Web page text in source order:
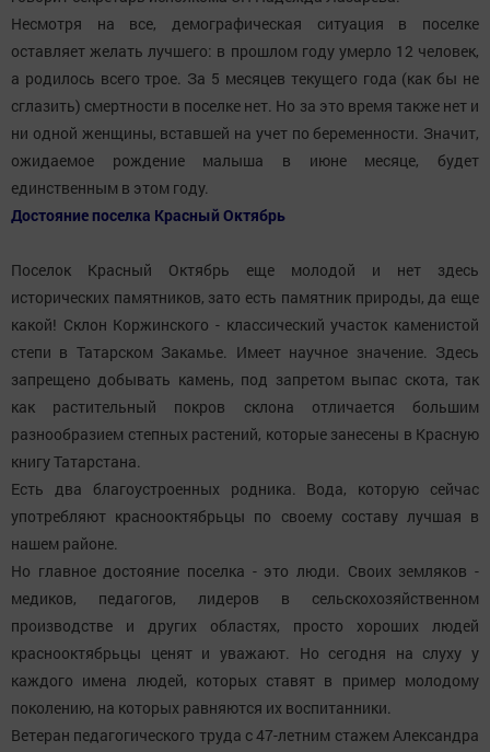
Несмотря на все, демографическая ситуация в поселке
оставляет желать лучшего: в прошлом году умерло 12 человек,
а родилось всего трое. За 5 месяцев текущего года (как бы не
сглазить) смертности в поселке нет. Но за это время также нет и
ни одной женщины, вставшей на учет по беременности. Значит,
ожидаемое рождение малыша в июне месяце, будет
единственным в этом году.
Достояние поселка Красный Октябрь
Поселок Красный Октябрь еще молодой и нет здесь
исторических памятников, зато есть памятник природы, да еще
какой! Склон Коржинского - классический участок каменистой
степи в Татарском Закамье. Имеет научное значение. Здесь
запрещено добывать камень, под запретом выпас скота, так
как растительный покров склона отличается большим
разнообразием степных растений, которые занесены в Красную
книгу Татарстана.
Есть два благоустроенных родника. Вода, которую сейчас
употребляют краснооктябрьцы по своему составу лучшая в
нашем районе.
Но главное достояние поселка - это люди. Своих земляков -
медиков, педагогов, лидеров в сельскохозяйственном
производстве и других областях, просто хороших людей
краснооктябрьцы ценят и уважают. Но сегодня на слуху у
каждого имена людей, которых ставят в пример молодому
поколению, на которых равняются их воспитанники.
Ветеран педагогического труда с 47-летним стажем Александра